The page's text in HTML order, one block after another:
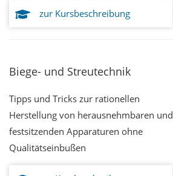
zur Kursbeschreibung
Biege- und Streutechnik
Tipps und Tricks zur rationellen
Herstellung von herausnehmbaren und
festsitzenden Apparaturen ohne
Qualitätseinbußen